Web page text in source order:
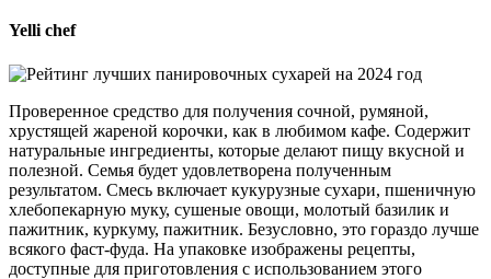
Yelli chef
Проверенное средство для получения сочной, румяной,
хрустящей жареной корочки, как в любимом кафе. Содержит
натуральные ингредиенты, которые делают пищу вкусной и
полезной. Семья будет удовлетворена полученным
результатом. Смесь включает кукурузные сухари, пшеничную
хлебопекарную муку, сушеные овощи, молотый базилик и
пажитник, куркуму, пажитник. Безусловно, это гораздо лучше
всякого фаст-фуда. На упаковке изображены рецепты,
доступные для приготовления с использованием этого